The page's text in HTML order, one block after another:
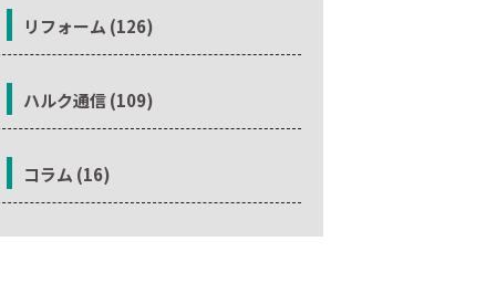
リフォーム (126)
ハルク通信 (109)
コラム (16)